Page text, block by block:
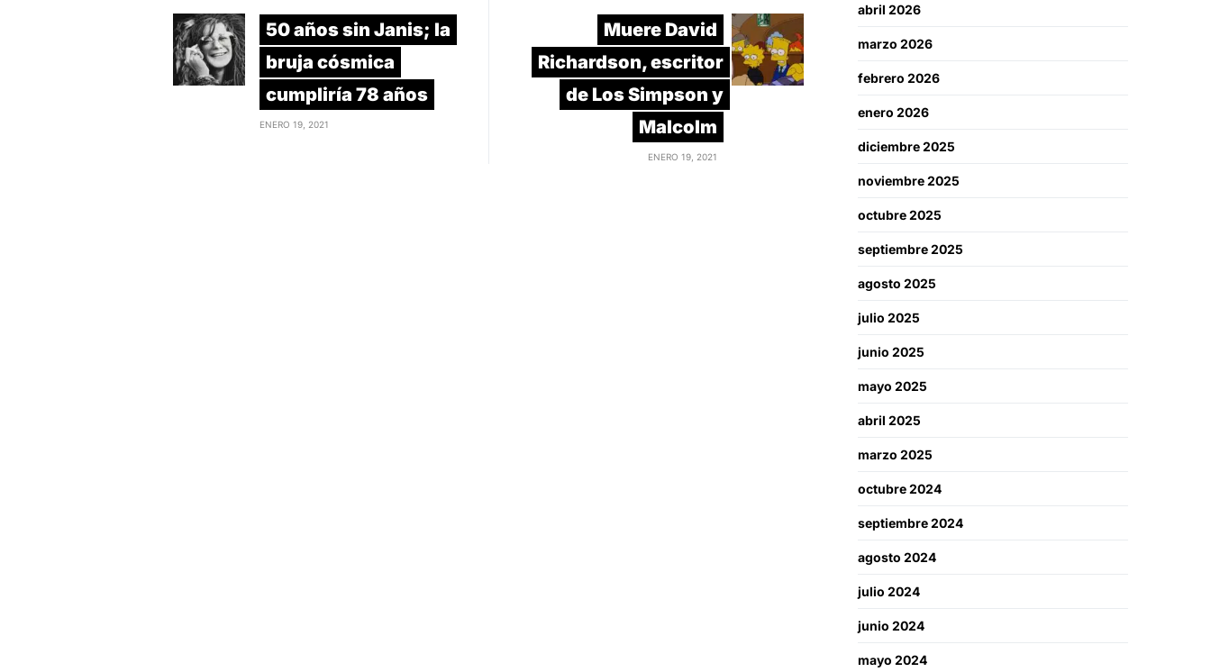
50 años sin Janis; la
bruja cósmica
cumpliría 78 años
ENERO 19, 2021
Muere David
Richardson, escritor
de Los Simpson y
Malcolm
ENERO 19, 2021
abril 2026
marzo 2026
febrero 2026
enero 2026
diciembre 2025
noviembre 2025
octubre 2025
septiembre 2025
agosto 2025
julio 2025
junio 2025
mayo 2025
abril 2025
marzo 2025
octubre 2024
septiembre 2024
agosto 2024
julio 2024
junio 2024
mayo 2024